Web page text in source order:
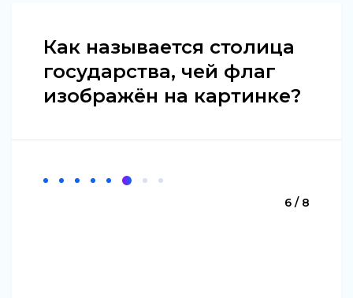
Как называется столица
государства, чей флаг
изображён на картинке?
6 / 8